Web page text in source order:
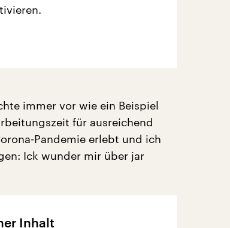
immer vor wie ein Beispiel
für ausreichend
Pandemie erlebt und ich
Ick wunder mir über jar
Inhalt